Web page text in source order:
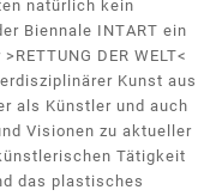
natürlich kein
Biennale INTART ein
DER WELT<
Kunst aus
als Künstler und auch
Visionen zu aktueller
Tätigkeit
das plastisches